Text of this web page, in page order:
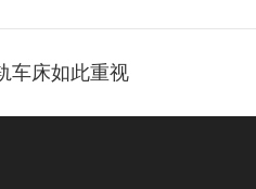
车床如此重视